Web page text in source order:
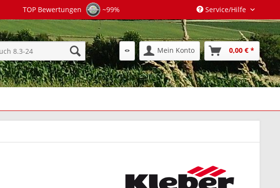
TOP Bewertungen ~99% Service/Hilfe
Mein Konto 0,00 € *